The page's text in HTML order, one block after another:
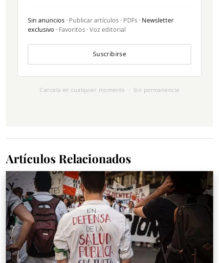
Sin anuncios · Publicar artículos · PDFs · Newsletter
exclusivo · Favoritos · Voz editorial
Suscribirse
Cancela en cualquier momento · Sin permanencia
Artículos Relacionados